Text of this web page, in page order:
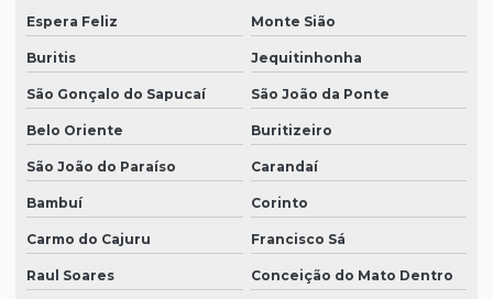
Espera Feliz Monte Sião
Buritis Jequitinhonha
São Gonçalo do Sapucaí São João da Ponte
Belo Oriente Buritizeiro
São João do Paraíso Carandaí
Bambuí Corinto
Carmo do Cajuru Francisco Sá
Raul Soares Conceição do Mato Dentro